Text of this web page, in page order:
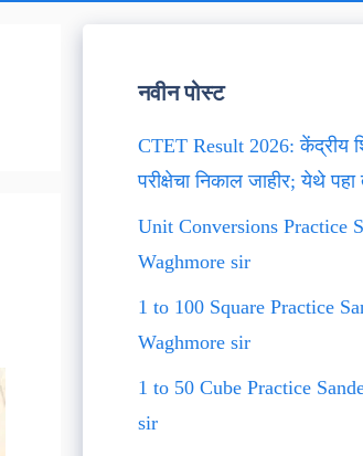
नवीन पोस्ट
CTET Result 2026: केंद्रीय
परीक्षेचा निकाल जाहीर; येथे
Unit Conversions Practice
Waghmore sir
1 to 100 Square Practice
Waghmore sir
1 to 50 Cube Practice
sir